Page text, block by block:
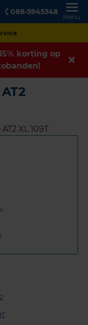
088-5945348
Menu
korting op